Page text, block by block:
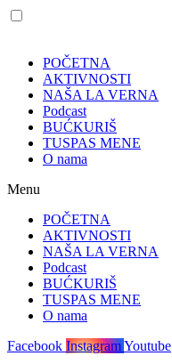
POČETNA
AKTIVNOSTI
NAŠA LA VERNA
Podcast
BUĆKURIŠ
TUSPAS MENE
O nama
Menu
POČETNA
AKTIVNOSTI
NAŠA LA VERNA
Podcast
BUĆKURIŠ
TUSPAS MENE
O nama
Facebook InstagramYoutube